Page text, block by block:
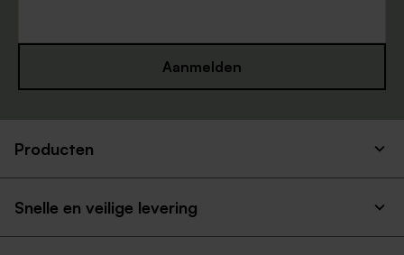
Aanmelden
Producten
Snelle en veilige levering